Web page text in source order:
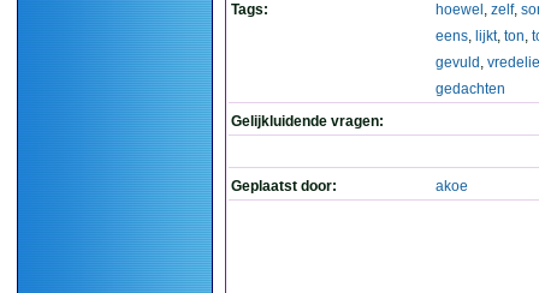
Tags:
hoewel , zelf,
eens, lijkt, ton,
gevuld ,
gedachten
Gelijkluidende vragen:
Geplaatst door: akoe